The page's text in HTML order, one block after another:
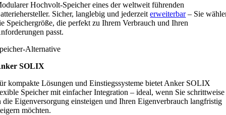
Hochvolt-Speicher eines der weltweit führenden
Sicher, langlebig und jederzeiterweiterbar– Sie
Speichergröße, die perfekt zu Ihrem Verbrauch und Ihren
passt.
Alternative
SOLIX
kompakte Lösungen und Einstiegssysteme bietet Anker SOLIX
Speicher mit einfacher Integration – ideal, wenn Sie schrittweise
die Eigenversorgung einsteigen und Ihren Eigenverbrauch langfristig
möchten.